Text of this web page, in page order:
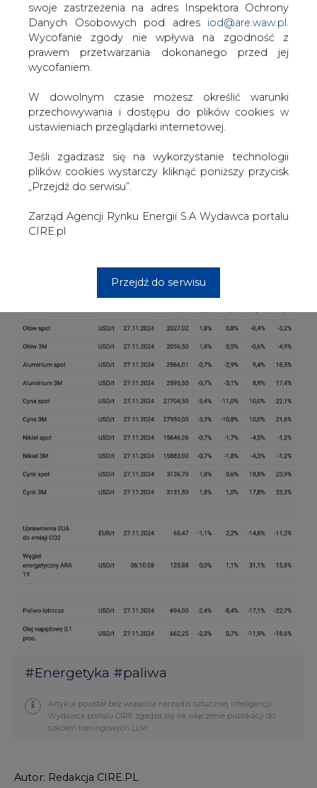
swoje zastrzeżenia na adres Inspektora Ochrony
Danych Osobowych pod adres iod@are.waw.pl
Wycofanie zgody nie wpływa na zgodność z
prawem przetwarzania dokonanego przed jej
wycofaniem.
W dowolnym czasie możesz określić warunki
przechowywania i dostępu do plików cookies w
ustawieniach przeglądarki internetowej.
Jeśli zgadzasz się na wykorzystanie technologii
plików cookies wystarczy kliknąć poniższy przycisk
„Przejdź do serwisu”.
Zarząd Agencji Rynku Energii S.A Wydawca portalu
CIRE.pl
Przejdź do serwisu
Przed notowaniami trzy nowe tematy w polskiej
gospodarce
Rząd nie rezygnuje z budowy Centralnego Portu
Komunikacyjnego
2.
DB Cargo Polska buduje w Kędzierzynie-Koźlu
terminal przeładunkowy
TAURON ma plan dla Elektrowni Siersza
Teraz notowania
#Energetyka #paliwa
Artykuł powstał bez wsparcia narzędzi sztucznej inteligencji.
Wydawca portalu CIRE zgadza się na włączenie publikacji do
szkoleń treningowych LLM.
Autor: Redakcja CIRE.PL